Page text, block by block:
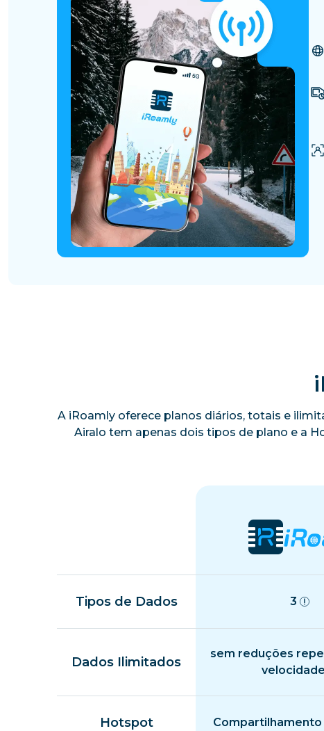
A iRoamly oferece planos diários, totais e
Airalo tem apenas dois tipos de plano e a
Tipos de Dados 3
Dados Ilimitados
sem reduções
velocidade
Hotspot